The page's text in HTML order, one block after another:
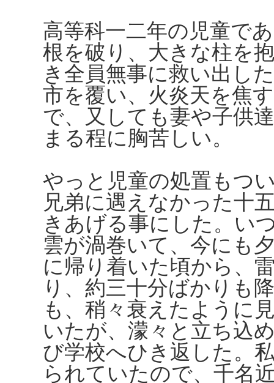
高等科一二年の児童で
根を破り、大きな柱を
き全員無事に救い出し
市を覆い、火炎天を焦
で、又しても妻や子供
まる程に胸苦しい。
やっと児童の処置もつ
兄弟に遇えなかった十
きあげる事にした。い
雲が渦巻いて、今にも
に帰り着いた頃から、
り、約三十分ばかりも
も、稍々衰えたように
いたが、濛々と立ち込
び学校へひき返した。
られていたので、千名